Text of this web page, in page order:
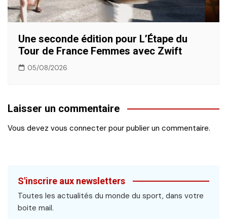
Une seconde édition pour L’Étape du
Tour de France Femmes avec Zwift
05/08/2026
Laisser un commentaire
Vous devez vous connecter pour publier un commentaire.
S'inscrire aux newsletters
Toutes les actualités du monde du sport, dans votre
boite mail.